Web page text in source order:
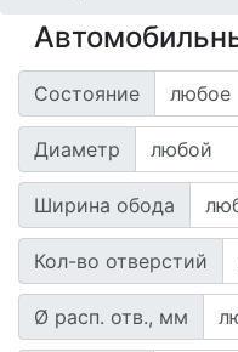
Состояние
Диаметр
Ширина обода
Кол-во отверстий
Ø расп. отв., мм